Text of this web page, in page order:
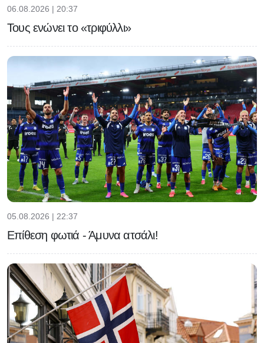
06.08.2026 | 20:37
Τους ενώνει το «τριφύλλι»
05.08.2026 | 22:37
Επίθεση φωτιά - Άμυνα ατσάλι!